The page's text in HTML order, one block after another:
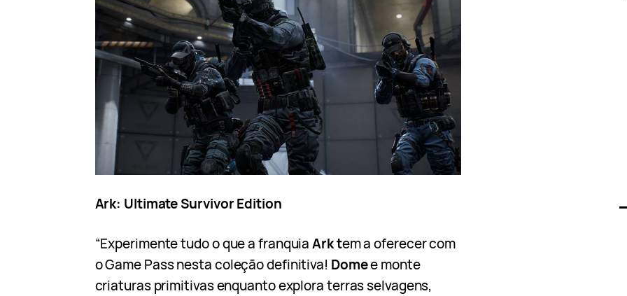
Ark: Ultimate Survivor Edition
“Experimente tudo o que a franquiaArk tem a oferecer com
o Game Pass nesta coleção definitiva! Domee monte
criaturas primitivas enquanto explora terras selvagens,